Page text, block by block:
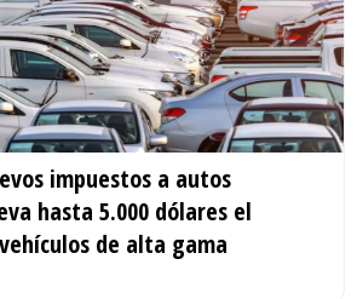
impuestos a autos
hasta 5.000 dólares el
de alta gama